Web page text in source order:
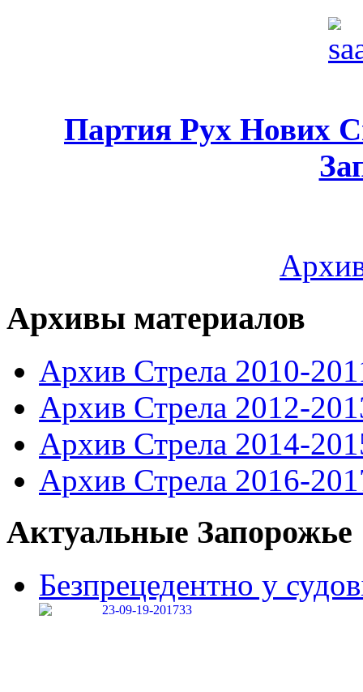
Партия Рух Нових
Архивы материалов
Архив Стрела 2010-
Архив Стрела 2012-
Архив Стрела 2014-
Архив Стрела 2016-
Актуальные Запорожье
Безпрецедентно у